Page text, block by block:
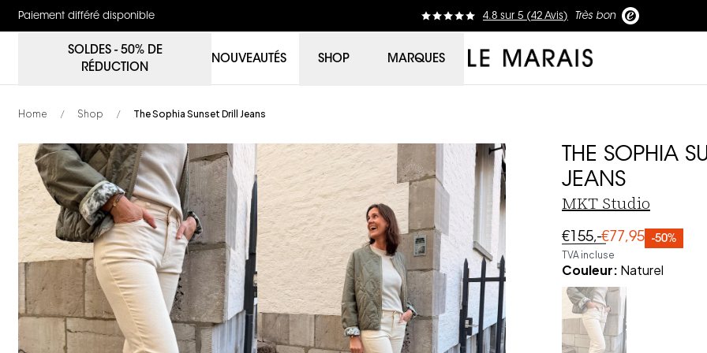
Paiement différé disponible 4.8 sur 5 (42 Avis) Très bon
SOLDES - 50% DE
RÉDUCTION
NOUVEAUTÉS SHOP MARQUES Le Marais
Home / Shop / The Sophia Sunset Drill Jeans
THE SOPHIA
JEANS
MKT Studio
€155,-€77,95 -50%
TVA incluse
Couleur: Naturel